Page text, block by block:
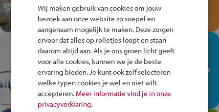
Speel het Fiets Veilig Verkeersspel
en win een Cortina-fiets!
In de winkel ben je op je
plek!
Ontdek via het vmbo jouw talent
op de winkelvloer, waar elke dag
anders is!
Wij maken gebruik van cookies om jouw
bezoek aan onze website zo soepel en
aangenaam mogelijk te maken. Deze zorgen
ervoor dat alles op rolletjes loopt en staan
daarom altijd aan. Als je ons groen licht geeft
voor alle cookies, kunnen we je de beste
ervaring bieden. Je kunt ook zelf selecteren
welke typen cookies je wel en niet wilt
accepteren. Meer informatie vind je in onze
privacyverklaring.